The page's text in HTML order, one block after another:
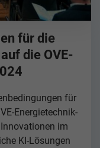
für die
die OVE-
für
Energietechnik-
im
KI-Lösungen